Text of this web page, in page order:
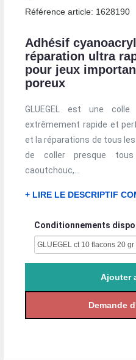
Référence article: 1628190
Adhésif
réparation ultra
pour jeux
poreux
GLUEGEL est une
extrêmement rapide et
et la réparations de tous
de coller presque
caoutchouc,...
+ LIRE LE DESCRIPTIF
Conditionnements